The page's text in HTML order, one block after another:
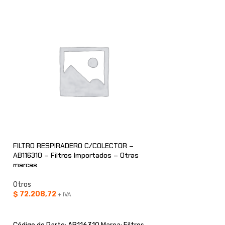
FILTRO RESPIRADERO C/COLECTOR –
AB116310 – Filtros Importados – Otras
marcas
Otros
$ 72.208,72 + IVA